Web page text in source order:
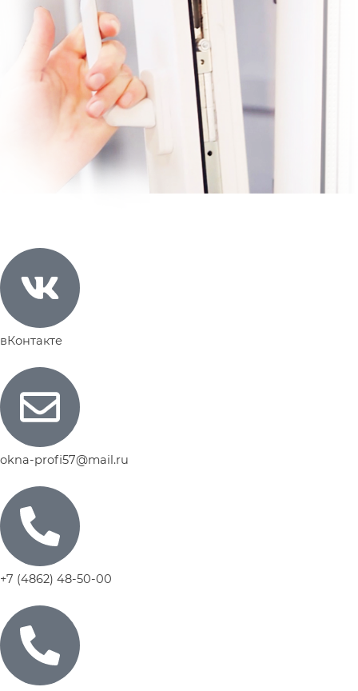
вКонтакте
okna-profi57@mail.ru
+7 (4862) 48-50-00